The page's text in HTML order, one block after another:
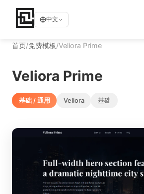
中文
首页/免费模板/Veliora Prime
Veliora Prime
基础 / 通用 Veliora 基础